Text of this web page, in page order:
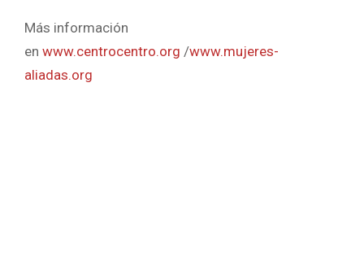
Más información
en www.centrocentro.org /www.mujeres-
aliadas.org